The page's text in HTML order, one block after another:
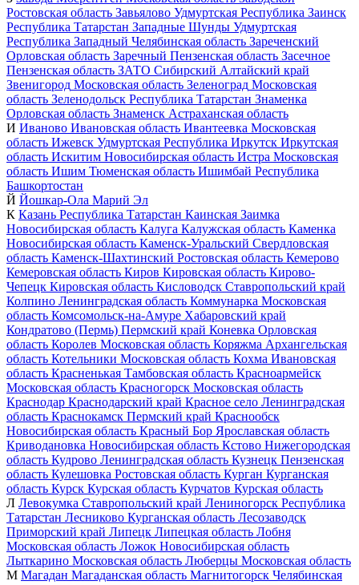
Ростовская область Завьялово Удмуртская Республика Заинск
Республика Татарстан Западные Шунды Удмуртская
Республика Западный Челябинская область Зареченский
Орловская область Заречный Пензенская область Засечное
Пензенская область ЗАТО Сибирский Алтайский край
Звенигород Московская область Зеленоград Московская
область Зеленодольск Республика Татарстан Знаменка
Орловская область Знаменск Астраханская область
И Иваново Ивановская область Ивантеевка Московская
область Ижевск Удмуртская Республика Иркутск Иркутская
область Искитим Новосибирская область Истра Московская
область Ишим Тюменская область Ишимбай Республика
Башкортостан
Й Йошкар-Ола Марий Эл
К Казань Республика Татарстан Каинская Заимка
Новосибирская область Калуга Калужская область Каменка
Новосибирская область Каменск-Уральский Свердловская
область Каменск-Шахтинский Ростовская область Кемерово
Кемеровская область Киров Кировская область Кирово-
Чепецк Кировская область Кисловодск Ставропольский край
Колпино Ленинградская область Коммунарка Московская
область Комсомольск-на-Амуре Хабаровский край
Кондратово (Пермь) Пермский край Коневка Орловская
область Королев Московская область Коряжма Архангельская
область Котельники Московская область Кохма Ивановская
область Красненькая Тамбовская область Красноармейск
Московская область Красногорск Московская область
Краснодар Краснодарский край Красное село Ленинградская
область Краснокамск Пермский край Краснообск
Новосибирская область Красный Бор Ярославская область
Криводановка Новосибирская область Кстово Нижегородская
область Кудрово Ленинградская область Кузнецк Пензенская
область Кулешовка Ростовская область Курган Курганская
область Курск Курская область Курчатов Курская область
Л Левокумка Ставропольский край Лениногорск Республика
Татарстан Лесниково Курганская область Лесозаводск
Приморский край Липецк Липецкая область Лобня
Московская область Ложок Новосибирская область
Лыткарино Московская область Люберцы Московская область
М Магадан Магаданская область Магнитогорск Челябинская